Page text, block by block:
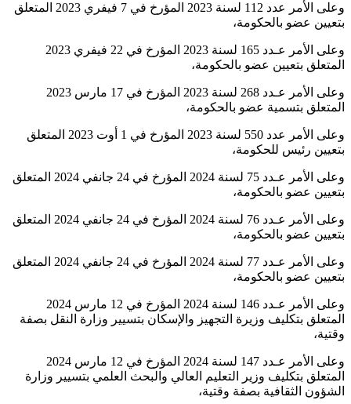
وعلى الأمر عدد 112 لسنة 2023 المؤرخ في 7 فيفري 2023 المتعلق
بتعيين عضو بالحكومة،
وعلى الأمر عـدد 165 لسنة 2023 المؤرخ في 22 فيفري 2023
المتعلق بتعيين عضو بالحكومة،
وعلى الأمر عـدد 268 لسنة 2023 المؤرخ في 17 مارس 2023
المتعلق بتسمية عضو بالحكومة،
وعلى الأمر عدد 550 لسنة 2023 المؤرخ في 1 أوت 2023 المتعلق
بتعيين رئيس للحكومة،
وعلى الأمر عـدد 75 لسنة 2024 المؤرخ في 24 جانفي 2024 المتعلق
بتعيين عضو بالحكومة،
وعلى الأمر عـدد 76 لسنة 2024 المؤرخ في 24 جانفي 2024 المتعلق
بتعيين عضو بالحكومة،
وعلى الأمر عـدد 77 لسنة 2024 المؤرخ في 24 جانفي 2024 المتعلق
بتعيين عضو بالحكومة،
وعلى الأمر عـدد 146 لسنة 2024 المؤرخ في 12 مارس 2024
المتعلق بتكليف وزيرة التجهيز والإسكان بتسيير وزارة النقل بصفة
وقتية،
وعلى الأمر عـدد 147 لسنة 2024 المؤرخ في 12 مارس 2024
المتعلق بتكليف وزير التعليم العالي والبحث العلمي بتسيير وزارة
الشؤون الثقافية بصفة وقتية،